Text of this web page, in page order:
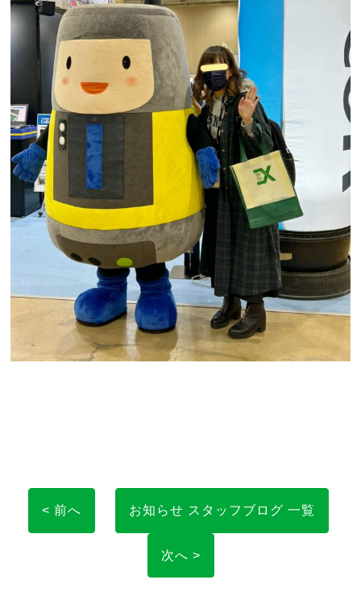
< 前へ お知らせ スタッフブログ 一覧
次へ >